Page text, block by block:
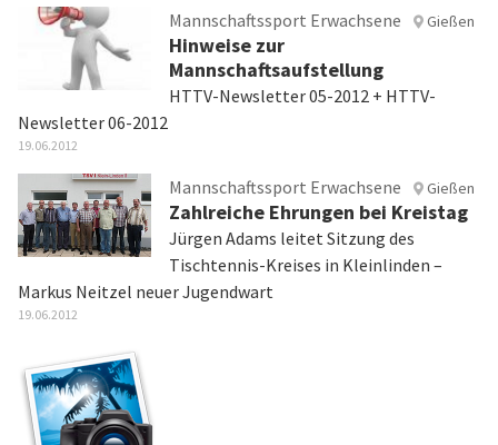
Mannschaftssport Erwachsene Gießen
Hinweise zur
Mannschaftsaufstellung
HTTV-Newsletter 05-2012 + HTTV-
Newsletter 06-2012
19.06.2012
Mannschaftssport Erwachsene Gießen
Zahlreiche Ehrungen bei Kreistag
Jürgen Adams leitet Sitzung des
Tischtennis-Kreises in Kleinlinden –
Markus Neitzel neuer Jugendwart
19.06.2012